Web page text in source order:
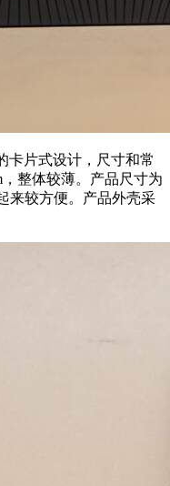
卡片式设计，尺寸和常
整体较薄。产品尺寸为
来较方便。产品外壳采